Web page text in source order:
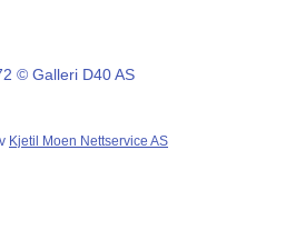
© Galleri D40 AS
Kjetil Moen Nettservice AS